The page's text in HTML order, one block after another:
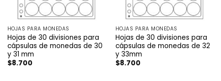
HOJAS PARA MONEDAS
Hojas de 30 divisiones para
cápsulas de monedas de 30
y 31 mm
$8.700
HOJAS PARA MONEDAS
Hojas de 30 divisiones para
cápsulas de monedas de 32
y 33mm
$8.700